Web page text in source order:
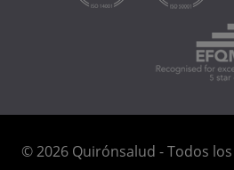
© 2026 Quirónsalud - Todos